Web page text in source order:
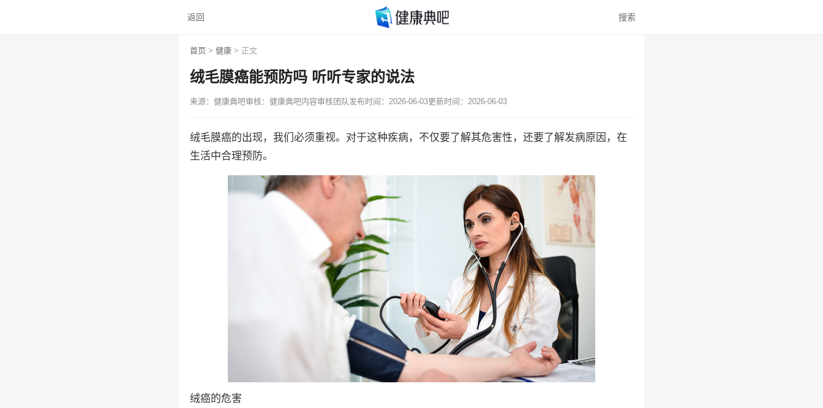
返回 搜索
首页 > 健康 > 正文
绒毛膜癌能预防吗 听听专家的说法
来源：健康典吧审核：健康典吧内容审核团队 发布时间：2026-06-03更新时间：2026-06-03
绒毛膜癌的出现，我们必须重视。对于这种疾病，不仅要了解其危害性，还要了解发病原因，在
生活中合理预防。
绒癌的危害